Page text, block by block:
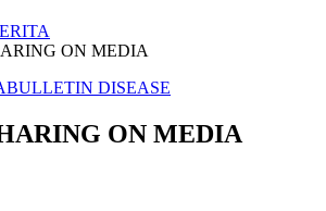
ON MEDIA
BULLETIN DISEASE
ON MEDIA